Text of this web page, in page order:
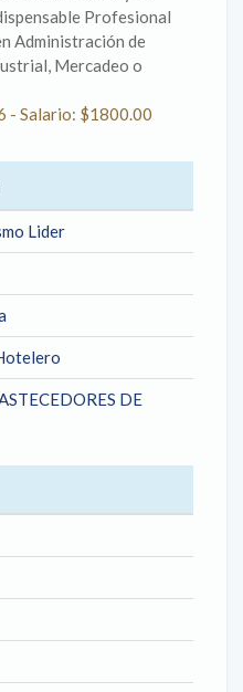
Profesional
Administración de
Mercadeo o
- Salario: $1800.00
Lider
DE